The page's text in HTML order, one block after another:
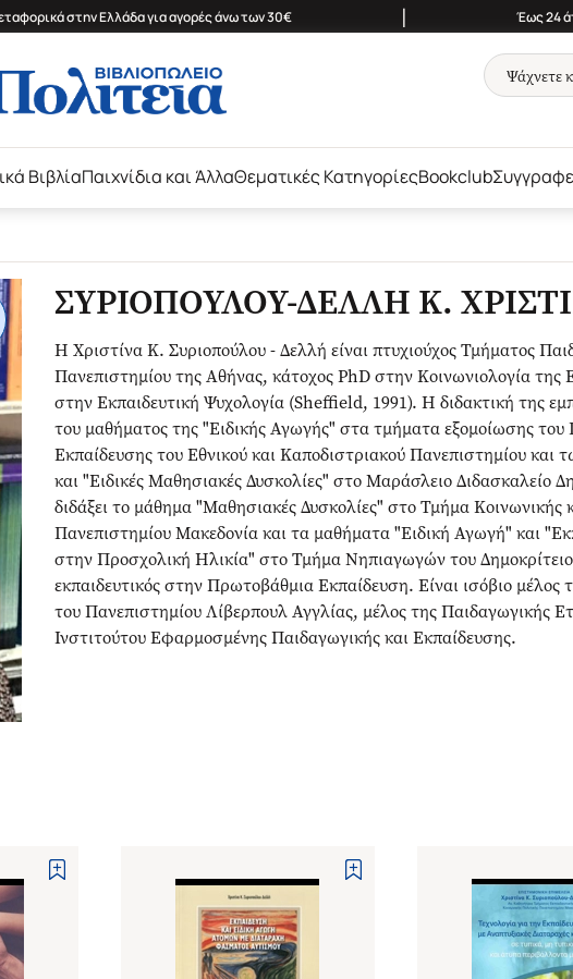
στην Ελλάδα για αγορές άνω των 30€ | Έως 24
ΒιβλίαΠαιχνίδια και ΆλλαΘεματικές ΚατηγορίεςBookclub
ΣΥΡΙΟΠΟΥΛΟΥ-ΔΕΛΛΗ Κ.
Η Χριστίνα Κ. Συριοπούλου - Δελλή είναι πτυχιούχος Τμήματος
Πανεπιστημίου της Αθήνας, κάτοχος PhD στην Κοινωνιολογία
στην Εκπαιδευτική Ψυχολογία (Sheffield, 1991). Η διδακτική της
του μαθήματος της "Ειδικής Αγωγής" στα τμήματα εξομοίωσης
Εκπαίδευσης του Εθνικού και Καποδιστριακού Πανεπιστημίου
και "Ειδικές Μαθησιακές Δυσκολίες" στο Μαράσλειο Διδασκαλείο
διδάξει το μάθημα "Μαθησιακές Δυσκολίες" στο Τμήμα Κοινωνικής
Πανεπιστημίου Μακεδονία και τα μαθήματα "Ειδική Αγωγή" και
στην Προσχολική Ηλικία" στο Τμήμα Νηπιαγωγών του
εκπαιδευτικός στην Πρωτοβάθμια Εκπαίδευση. Είναι ισόβιο
του Πανεπιστημίου Λίβερπουλ Αγγλίας, μέλος της Παιδαγωγικής
Ινστιτούτου Εφαρμοσμένης Παιδαγωγικής και Εκπαίδευσης.